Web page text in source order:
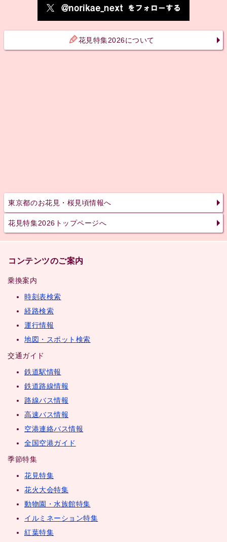
花見特集2026について
東京都のお花見・桜見頃情報へ
花見特集2026トップページへ
コンテンツのご案内
乗換案内
時刻表検索
経路検索
運行情報
地図・スポット検索
交通ガイド
鉄道駅情報
鉄道路線情報
路線バス情報
高速バス情報
空港連絡バス情報
全国空港ガイド
季節特集
花見特集
花火大会特集
動物園・水族館特集
イルミネーション特集
紅葉特集